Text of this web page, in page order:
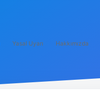
Yasal Uyarı Hakkımızda